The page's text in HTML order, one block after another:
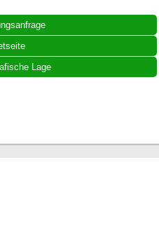
Lage